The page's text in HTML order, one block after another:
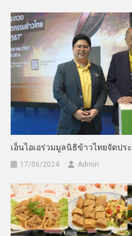
เอ็นไอเอร่วมมูลนิธิข้าวไทยจัดป
17/06/2024 Admin